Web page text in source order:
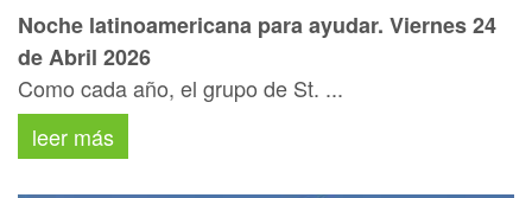
Noche latinoamericana para ayudar. Viernes 24
de Abril 2026
Como cada año, el grupo de St. ...
leer más